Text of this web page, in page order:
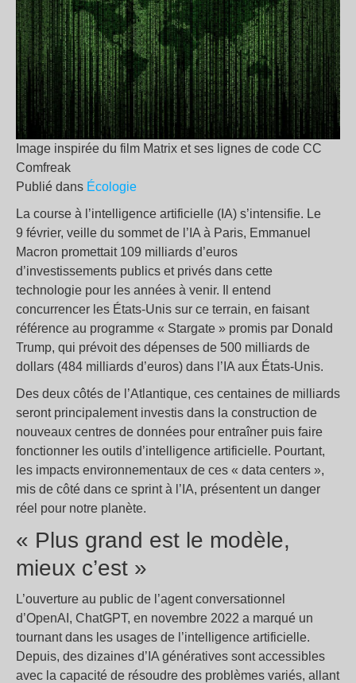
Image inspirée du film Matrix et ses lignes de code CC
Comfreak
Publié dans Écologie
La course à l’intelligence artificielle (IA) s’intensifie. Le
9 février, veille du sommet de l’IA à Paris, Emmanuel
Macron promettait 109 milliards d’euros
d’investissements publics et privés dans cette
technologie pour les années à venir. Il entend
concurrencer les États-Unis sur ce terrain, en faisant
référence au programme « Stargate » promis par Donald
Trump, qui prévoit des dépenses de 500 milliards de
dollars (484 milliards d’euros) dans l’IA aux États-Unis.
Des deux côtés de l’Atlantique, ces centaines de milliards
seront principalement investis dans la construction de
nouveaux centres de données pour entraîner puis faire
fonctionner les outils d’intelligence artificielle. Pourtant,
les impacts environnementaux de ces « data centers »,
mis de côté dans ce sprint à l’IA, présentent un danger
réel pour notre planète.
« Plus grand est le modèle,
mieux c’est »
L’ouverture au public de l’agent conversationnel
d’OpenAI, ChatGPT, en novembre 2022 a marqué un
tournant dans les usages de l’intelligence artificielle.
Depuis, des dizaines d’IA génératives sont accessibles
avec la capacité de résoudre des problèmes variés, allant